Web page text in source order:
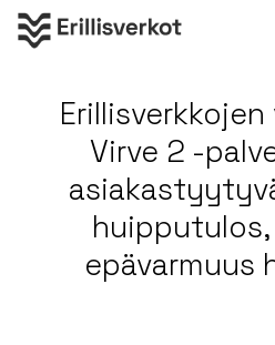
Virve 2 -
epävarmuus